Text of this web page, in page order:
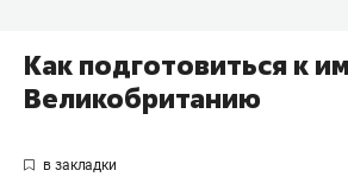
Как подготовиться к
Великобританию